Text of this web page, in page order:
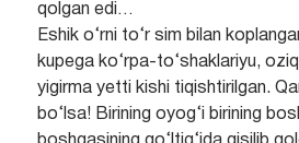
qolgan edi…
Eshik o‘rni to‘r sim bilan
kupega ko‘rpa-to‘shaklariyu,
yigirma yetti kishi tiqishtirilgan.
bo‘lsa! Birining oyog‘i birining